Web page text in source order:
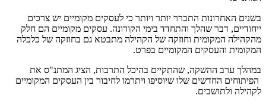
בשנים האחרונות התברר יותר ויותר כי לעסקים מקומיים יש צרכים
ייחודיים, דבר שהלך והתחדד בימי הקורונה. עסקים מקומיים הם חלק
מהקהילה המקומית וחוזקה של הקהילה מתבטא גם בחוזקה של כלכלה
המקומית והעסקים המקומיים בפרט.
במהלך ערב ההשקה, שהתקיים בהיכל התרבות, הציג המתנ"ס את
הפיתוחים החדשים שלו שיוסיפו ויתרמו לחיבור בין העסקים המקומיים
לקהילה ולתושבים.